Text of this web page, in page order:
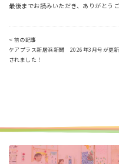
最後までお読みいただき、ありがとう
< 前の記事
ケアプラス新居浜新聞 2026年3月号が更新
されました！